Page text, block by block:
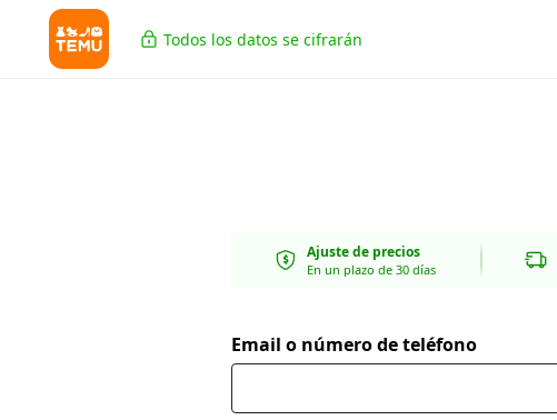
Todos los datos se cifrarán
Ajuste de precios
En un plazo de 30 días
Email o número de teléfono